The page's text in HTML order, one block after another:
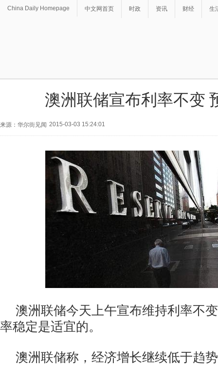
China Daily Homepage 中文网首页 时政 资讯 财经 生
澳洲联储宣布利率不变
来源：华尔街见闻 2015-03-03 15:24:01
澳洲联储今天上午宣布维持利率不
率稳定是适宜的。
澳洲联储称，经济增长继续低于趋